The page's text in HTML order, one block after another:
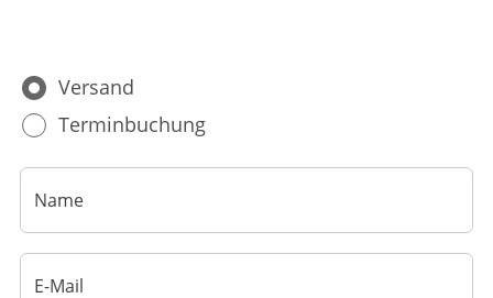
ELTERN UND KIND
GESUND IM ALTER
Versand
Terminbuchung